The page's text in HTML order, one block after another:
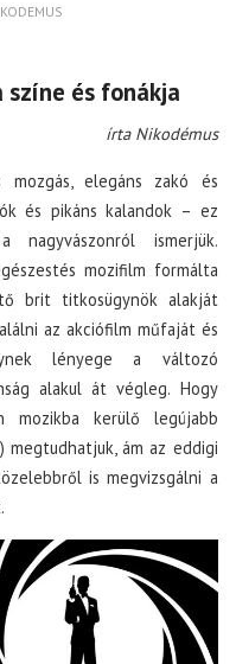
színe és fonákja
írta Nikodémus
elegáns zakó és
és pikáns kalandok – ez
nagyvászonról ismerjük.
mozifilm formálta
brit titkosügynök alakját
az akciófilm műfaját és
lényege a változó
alakul át végleg. Hogy
kerülő legújabb
) megtudhatjuk, ám az eddigi
is megvizsgálni a